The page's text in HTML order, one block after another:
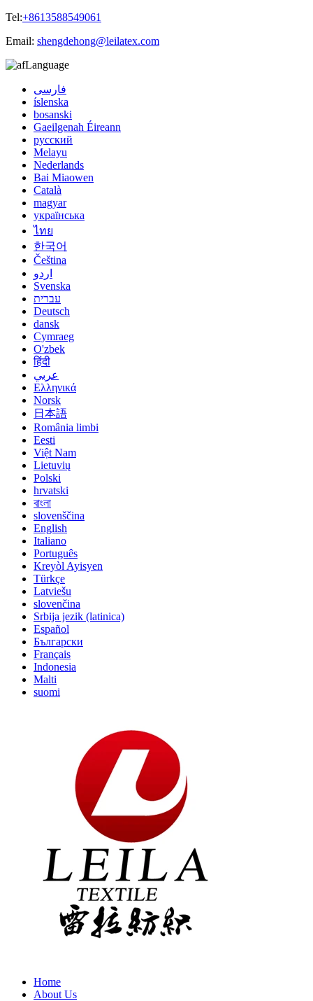
Tel:+8613588549061
Email: shengdehong@leilatex.com
Language
فارسی
íslenska
bosanski
Gaeilgenah Éireann
русский
Melayu
Nederlands
Bai Miaowen
Català
magyar
українська
ไทย
한국어
Čeština
اردو
Svenska
עברית
Deutsch
dansk
Cymraeg
O'zbek
हिंदी
عربي
Ελληνικά
Norsk
日本語
România limbi
Eesti
Việt Nam
Lietuvių
Polski
hrvatski
বাংলা
slovenščina
English
Italiano
Português
Kreyòl Ayisyen
Türkçe
Latviešu
slovenčina
Srbija jezik (latinica)
Español
Български
Français
Indonesia
Malti
suomi
Home
About Us